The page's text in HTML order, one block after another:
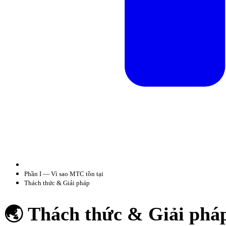
Phần I — Vì sao MTC tồn tại
Thách thức & Giải pháp
🌏 Thách thức & Giải